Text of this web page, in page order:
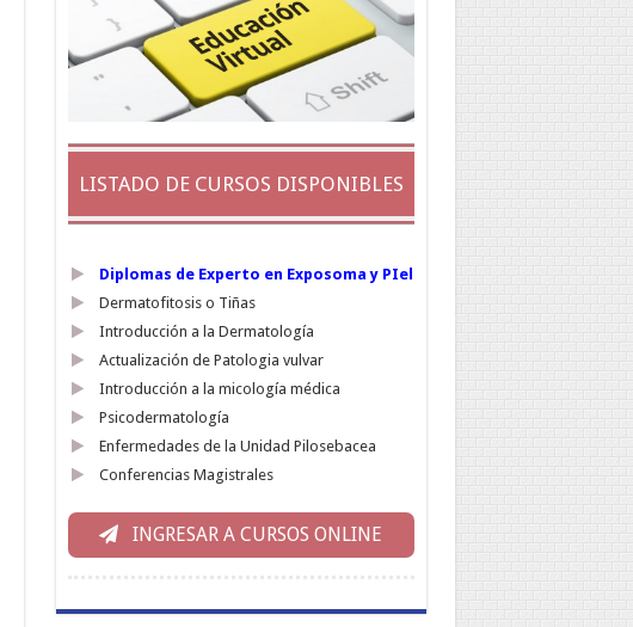
LISTADO DE CURSOS DISPONIBLES
Diplomas de Experto en Exposoma y PIel
Dermatofitosis o Tiñas
Introducción a la Dermatología
Actualización de Patologia vulvar
Introducción a la micología médica
Psicodermatología
Enfermedades de la Unidad Pilosebacea
Conferencias Magistrales
INGRESAR A CURSOS ONLINE